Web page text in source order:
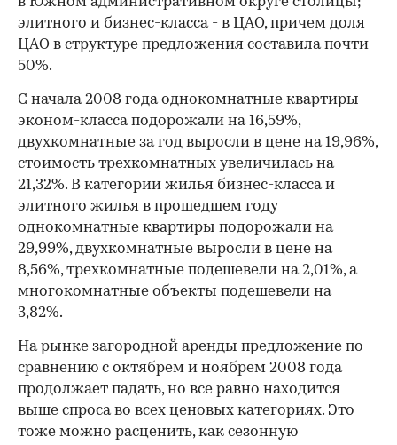
элитного и бизнес-класса - в ЦАО, причем доля
ЦАО в структуре предложения составила почти
50%.
С начала 2008 года однокомнатные квартиры
эконом-класса подорожали на 16,59%,
двухкомнатные за год выросли в цене на 19,96%,
стоимость трехкомнатных увеличилась на
21,32%. В категории жилья бизнес-класса и
элитного жилья в прошедшем году
однокомнатные квартиры подорожали на
29,99%, двухкомнатные выросли в цене на
8,56%, трехкомнатные подешевели на 2,01%, а
многокомнатные объекты подешевели на
3,82%.
На рынке загородной аренды предложение по
сравнению с октябрем и ноябрем 2008 года
продолжает падать, но все равно находится
выше спроса во всех ценовых категориях. Это
тоже можно расценить, как сезонную